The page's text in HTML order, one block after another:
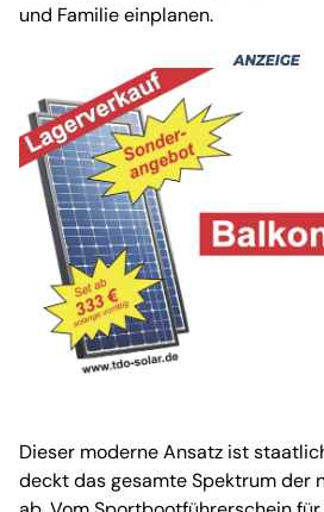
und Familie einplanen.
Dieser moderne Ansatz ist
deckt das gesamte Spektrum der